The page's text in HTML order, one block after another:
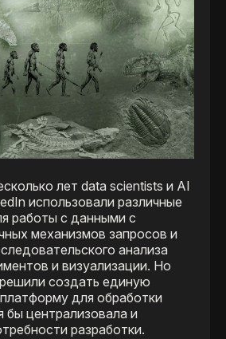
лет data scientists и AI
использовали различные
работы с данными с
механизмов запросов и
анализа
и визуализации. Но
создать единую
для обработки
бы централизовала и
разработки.